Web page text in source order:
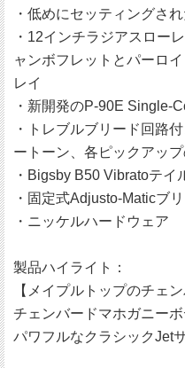
・低めにセッティングさ
・12インチラジアスロー
ャンボフレットとパーロ
レイ
・新開発のP-90E Single-
・トレブルブリード回路
ートーン、各ピックアッ
・Bigsby B50 Vibratoテイ
・固定式Adjusto-Maticブ
・ニッケルハードウェア
製品ハイライト：
【メイプルトップのチェ
チェンバードマホガニー
パワフルなクラシックJet